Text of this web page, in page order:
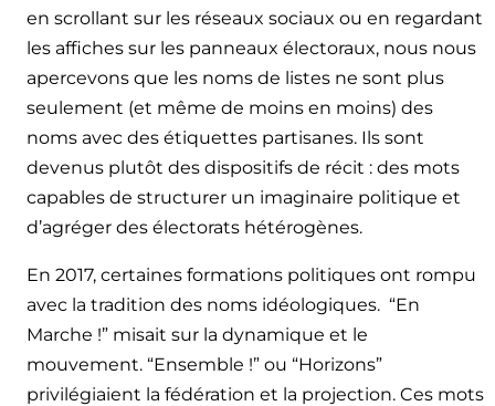
en scrollant sur les réseaux sociaux ou en regardant
les affiches sur les panneaux électoraux, nous nous
apercevons que les noms de listes ne sont plus
seulement (et même de moins en moins) des
noms avec des étiquettes partisanes. Ils sont
devenus plutôt des dispositifs de récit : des mots
capables de structurer un imaginaire politique et
d’agréger des électorats hétérogènes.
En 2017, certaines formations politiques ont rompu
avec la tradition des noms idéologiques. “En
Marche !” misait sur la dynamique et le
mouvement. “Ensemble !” ou “Horizons”
privilégiaient la fédération et la projection. Ces mots